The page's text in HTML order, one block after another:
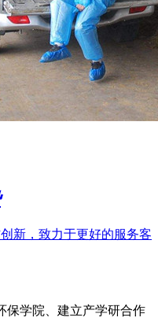
新，致力于更好的服务客
保学院、建立产学研合作